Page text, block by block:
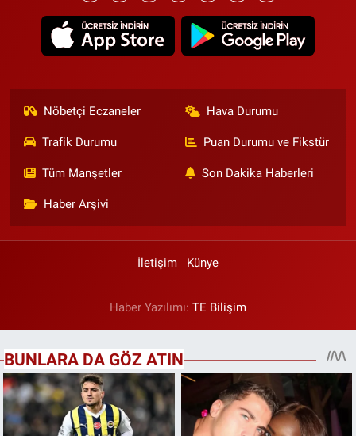
Nöbetçi Eczaneler Hava Durumu
Trafik Durumu Puan Durumu ve Fikstür
Tüm Manşetler Son Dakika Haberleri
Haber Arşivi
İletişim Künye
Haber Yazılımı: TE Bilişim